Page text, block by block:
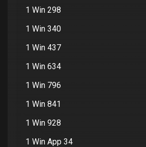
1 Win 298
1 Win 340
1 Win 437
1 Win 634
1 Win 796
1 Win 841
1 Win 928
1 Win App 34